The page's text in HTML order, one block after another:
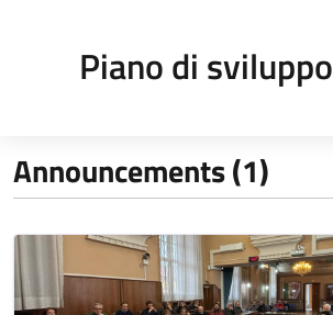
Piano di sviluppo
Announcements (1)